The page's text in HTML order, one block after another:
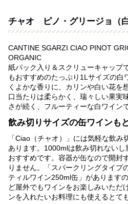
チャオ ピノ・グリージョ（白
CANTINE SGARZI CIAO PINOT
ORGANIC
紙パック入り＆スクリューキャップ
もおすすめのたっぷり1Lサイズの白
くよかな香りに、カリンや白い花を
口当たりは柔らかく、瑞々しい果実
さが続く、フルーティーな白ワインで
飲み切りサイズの缶ワインも
「Ciao（チャオ）」には気軽な飲
あります。1000mlは飲み切れない
おすすめです。容器が缶なので開封
りません。
「スパークリングタイプ
ティルワイン250ml缶」 があります
ど屋外でもワインをお楽しみいただ
ンを入れたいお料理にも使えるとて